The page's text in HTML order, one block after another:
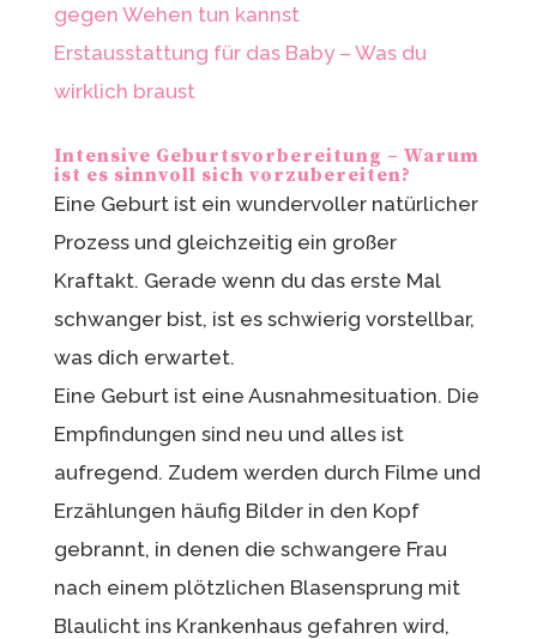
gegen Wehen tun kannst
Erstausstattung für das Baby – Was du
wirklich braust
Intensive Geburtsvorbereitung – Warum
ist es sinnvoll sich vorzubereiten?
Eine Geburt ist ein wundervoller natürlicher
Prozess und gleichzeitig ein großer
Kraftakt. Gerade wenn du das erste Mal
schwanger bist, ist es schwierig vorstellbar,
was dich erwartet.
Eine Geburt ist eine Ausnahmesituation. Die
Empfindungen sind neu und alles ist
aufregend. Zudem werden durch Filme und
Erzählungen häufig Bilder in den Kopf
gebrannt, in denen die schwangere Frau
nach einem plötzlichen Blasensprung mit
Blaulicht ins Krankenhaus gefahren wird,